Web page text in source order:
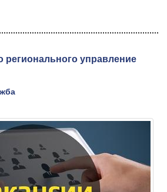
регионального управление